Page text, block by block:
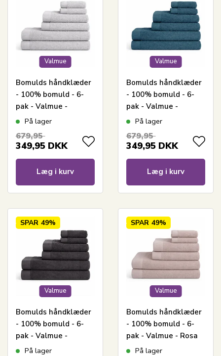
Valmue
Bomulds håndklæder
- 100% bomuld - 6-
pak - Valmue -
Lysegrå
På lager
679,95
349,95 DKK
Læg i kurv
Valmue
Bomulds håndklæder
- 100% bomuld - 6-
pak - Valmue -
Mørkeblå
På lager
679,95
349,95 DKK
Læg i kurv
Valmue
SPAR 49%
Bomulds håndklæder
- 100% bomuld - 6-
pak - Valmue -
Mørkegrå
På lager
Valmue
SPAR 49%
Bomulds håndklæder
- 100% bomuld - 6-
pak - Valmue - Rosa
På lager